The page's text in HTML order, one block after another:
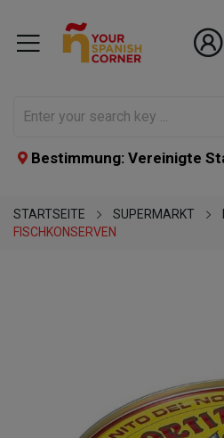
Bestimmung: Vereinigte
STARTSEITE SUPERMARKT
FISCHKONSERVEN